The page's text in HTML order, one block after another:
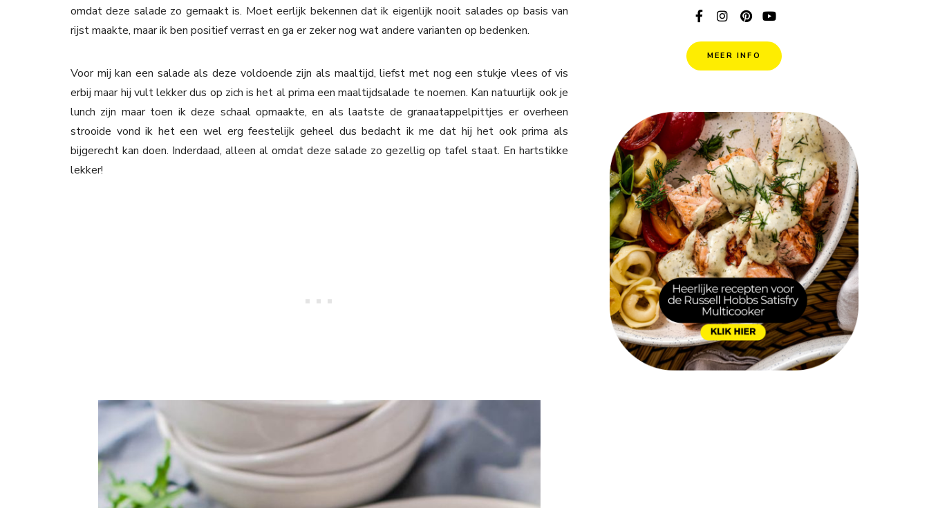
omdat deze salade zo gemaakt is. Moet eerlijk bekennen dat ik eigenlijk nooit salades op basis van
rijst maakte, maar ik ben positief verrast en ga er zeker nog wat andere varianten op bedenken.
Voor mij kan een salade als deze voldoende zijn als maaltijd, liefst met nog een stukje vlees of vis
erbij maar hij vult lekker dus op zich is het al prima een maaltijdsalade te noemen. Kan natuurlijk ook je
lunch zijn maar toen ik deze schaal opmaakte, en als laatste de granaatappelpittjes er overheen
strooide vond ik het een wel erg feestelijk geheel dus bedacht ik me dat hij het ook prima als
bijgerecht kan doen. Inderdaad, alleen al omdat deze salade zo gezellig op tafel staat. En hartstikke
lekker!
MEER INFO